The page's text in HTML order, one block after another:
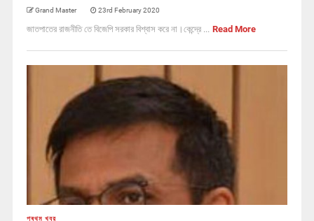
Grand Master 23rd February 2020
জাতপাতের রাজনীতি তে বিজেপি সরকার বিশ্বাস করে না।কেন্দ্রে ... Read More
প্ৰথম খবর